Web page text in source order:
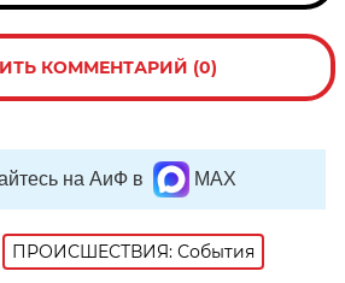
КОММЕНТАРИЙ (0)
на АиФ в MAX
ПРОИСШЕСТВИЯ: События